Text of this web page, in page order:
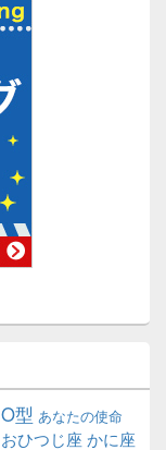
O型 あなたの使命
おひつじ座 かに座